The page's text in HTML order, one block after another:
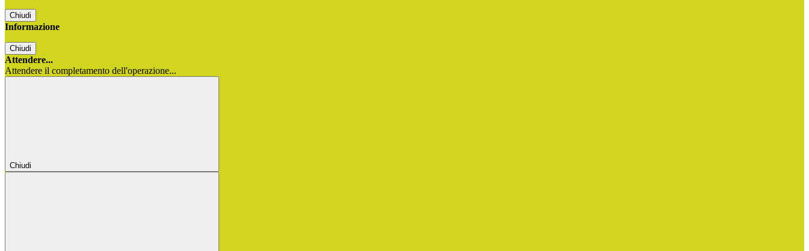
Chiudi
Informazione
Chiudi
Attendere...
Attendere il completamento dell'operazione...
Chiudi